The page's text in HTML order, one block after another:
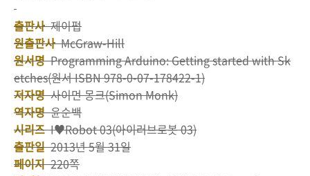
출판사제이펍
원출판사McGraw-Hill
원서명Programming Arduino: Getting started with Sk
etches(원서 ISBN 978-0-07-178422-1)
저자명사이먼 몽크(Simon Monk)
역자명윤순백
시리즈I♥Robot 03(아이러브로봇 03)
출판일2013년 5월 31일
페이지220쪽